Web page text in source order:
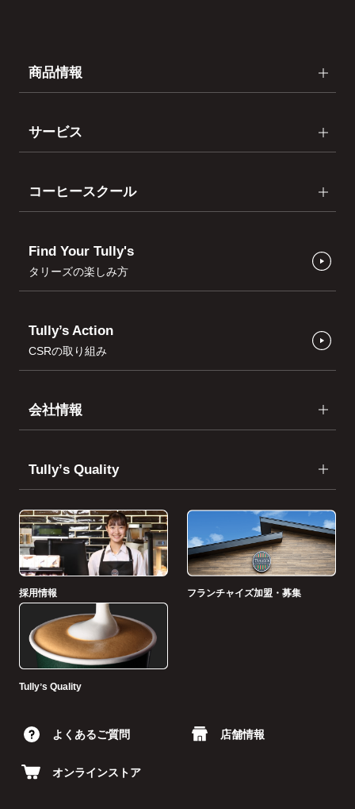
商品情報
サービス
コーヒースクール
Find Your Tully's
タリーズの楽しみ方
Tully’s Action
CSRの取り組み
会社情報
Tullyʼs Quality
採用情報 フランチャイズ加盟・募集
Tullyʼs Quality
よくあるご質問 店舗情報
オンラインストア